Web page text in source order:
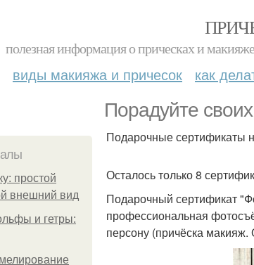
полезная информация о прическах и
виды макияжа и причесок как
Порадуйте
простой
внешний вид
и гетры:
Подарочные сертификаты
Осталось только 8
Подарочный сертификат
профессиональная
персону (причёска макияж.